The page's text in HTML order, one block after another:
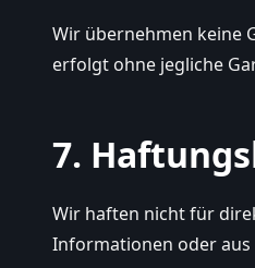
Wir übernehmen keine
erfolgt ohne jegliche
7.
Wir haften nicht für
Informationen oder